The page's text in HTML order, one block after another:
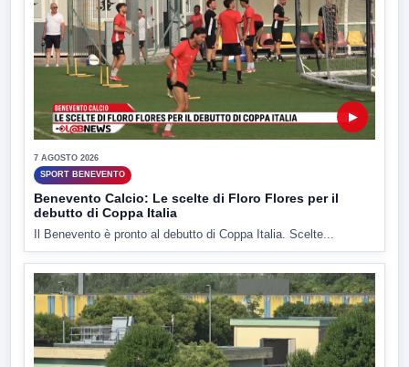
▶
7 AGOSTO 2026
SPORT BENEVENTO
Benevento Calcio: Le scelte di Floro Flores per il
debutto di Coppa Italia
Il Benevento è pronto al debutto di Coppa Italia. Scelte...